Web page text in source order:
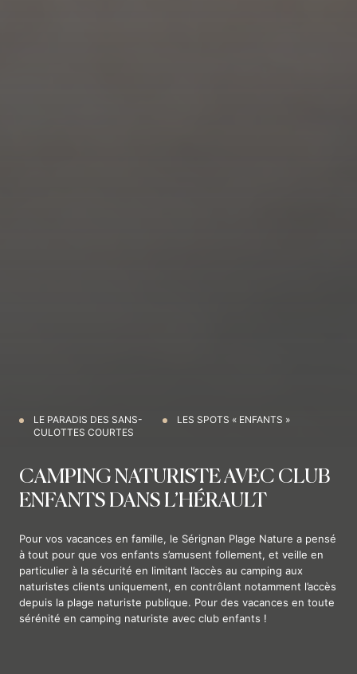
CAMPING NATURISTE AVEC CLUB
ENFANTS DANS L’HÉRAULT
LE PARADIS DES SANS-
CULOTTES COURTES
LES SPOTS « ENFANTS »
Pour vos vacances en famille, le Sérignan Plage Nature a pensé
à tout pour que vos enfants s’amusent follement, et veille en
particulier à la sécurité en limitant l’accès au camping aux
naturistes clients uniquement, en contrôlant notamment l’accès
depuis la plage naturiste publique. Pour des vacances en toute
sérénité en camping naturiste avec club enfants !